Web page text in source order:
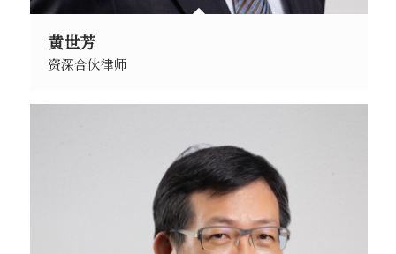
黄世芳
资深合伙律师